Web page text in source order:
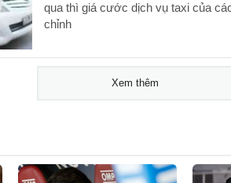
qua thì giá cước dịch vụ taxi của
chỉnh
Xem thêm